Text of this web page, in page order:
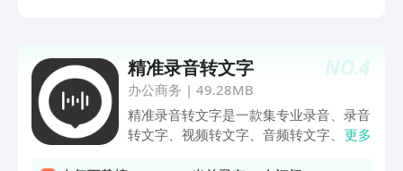
字，文字提取，文字转写，文字识别等；
4，轻松编辑，一键保存导出分享轻松编
辑文字，音频和文字可一键启动共享
QQ，朋友圈等渠道。5，音频剪辑拼接
支持音频剪辑，合并。
NO.4
精准录音转文字
办公商务 | 49.28MB
精准录音转文字是一款集专业录音、录音
转文字、视频转文字、音频转文字、语音
更多